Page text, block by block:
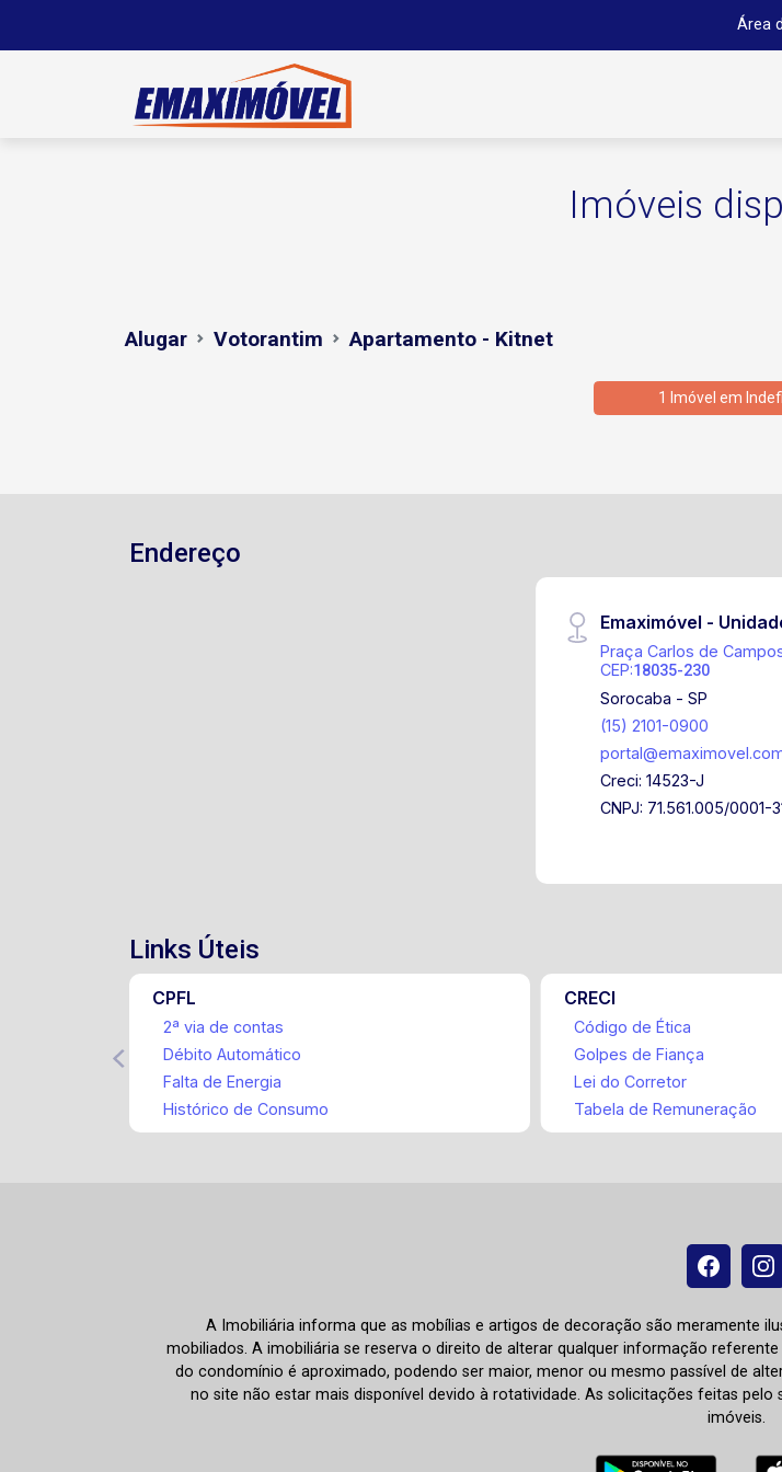
Área
Imóveis
Alugar Votorantim Apartamento - Kitnet
1 Imóvel em
Endereço
Emaximóvel -
Praça Carlos de
CEP:18035-230
Sorocaba - SP
(15) 2101-0900
Creci: 14523-J
CNPJ: 71.561.005/0001-
Links Úteis
CPFL
2ª via de contas
Débito Automático
Falta de Energia
Histórico de Consumo
CRECI
Código de Ética
Golpes de Fiança
Lei do Corretor
Tabela de Remuneração
A Imobiliária informa que as mobílias e artigos de decoração são meramente
mobiliados. A imobiliária se reserva o direito de alterar qualquer informação
do condomínio é aproximado, podendo ser maior, menor ou mesmo passível de
no site não estar mais disponível devido à rotatividade. As solicitações feitas
imóveis.